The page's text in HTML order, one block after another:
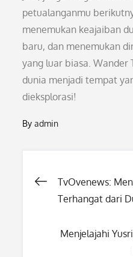
petualanganmu
menemukan keajaiban
baru, dan menemukan
yang luar biasa. Wander
dunia menjadi tempat
dieksplorasi!
Byadmin
Post
TvOvenews:
Terhangat dari
Menjelajahi